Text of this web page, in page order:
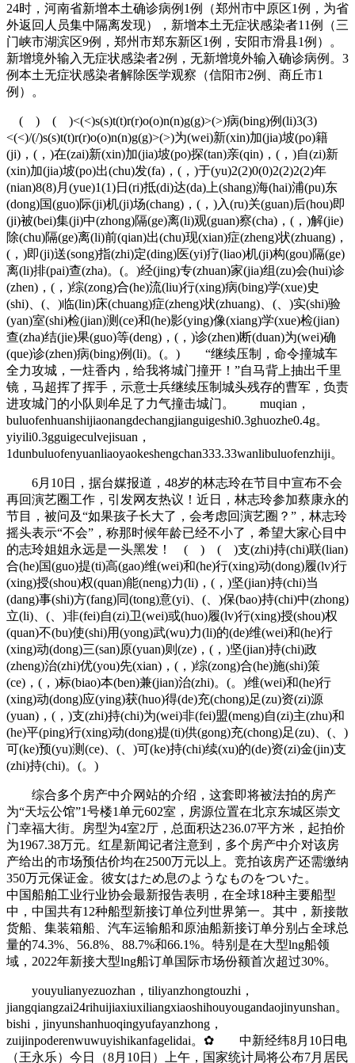
24时，河南省新增本土确诊病例1例（郑州市中原区1例，为省
外返回人员集中隔离发现），新增本土无症状感染者11例（三
门峡市湖滨区9例，郑州市郑东新区1例，安阳市滑县1例）。
新增境外输入无症状感染者2例，无新增境外输入确诊病例。3
例本土无症状感染者解除医学观察（信阳市2例、商丘市1
例）。
( ) ( )<(<)s(s)t(t)r(r)o(o)n(n)g(g)>(>)病(bing)例(li)3(3)
<(<)/(/)s(s)t(t)r(r)o(o)n(n)g(g)>(>)为(wei)新(xin)加(jia)坡(po)籍
(ji)，(，)在(zai)新(xin)加(jia)坡(po)探(tan)亲(qin)，(，)自(zi)新
(xin)加(jia)坡(po)出(chu)发(fa)，(，)于(yu)2(2)0(0)2(2)2(2)年
(nian)8(8)月(yue)1(1)日(ri)抵(di)达(da)上(shang)海(hai)浦(pu)东
(dong)国(guo)际(ji)机(ji)场(chang)，(，)入(ru)关(guan)后(hou)即
(ji)被(bei)集(ji)中(zhong)隔(ge)离(li)观(guan)察(cha)，(，)解(jie)
除(chu)隔(ge)离(li)前(qian)出(chu)现(xian)症(zheng)状(zhuang)，
(，)即(ji)送(song)指(zhi)定(ding)医(yi)疗(liao)机(ji)构(gou)隔(ge)
离(li)排(pai)查(zha)。(。)经(jing)专(zhuan)家(jia)组(zu)会(hui)诊
(zhen)，(，)综(zong)合(he)流(liu)行(xing)病(bing)学(xue)史
(shi)、(、)临(lin)床(chuang)症(zheng)状(zhuang)、(、)实(shi)验
(yan)室(shi)检(jian)测(ce)和(he)影(ying)像(xiang)学(xue)检(jian)
查(zha)结(jie)果(guo)等(deng)，(，)诊(zhen)断(duan)为(wei)确
(que)诊(zhen)病(bing)例(li)。(。) “继续压制，命令撞城车
全力攻城，一炷香内，给我将城门撞开！”自马背上抽出千里
镜，马超挥了挥手，示意士兵继续压制城头残存的曹军，负责
进攻城门的小队则牟足了力气撞击城门。 muqian，
buluofenhuanshijiaonangdechangjianguigeshi0.3ghuozhe0.4g。
yiyili0.3gguigeculvejisuan，
1dunbuluofenyuanliaoyaokeshengchan333.33wanlibuluofenzhiji。
6月10日，据台媒报道，48岁的林志玲在节目中宣布不会
再回演艺圈工作，引发网友热议！近日，林志玲参加蔡康永的
节目，被问及“如果孩子长大了，会考虑回演艺圈？”，林志玲
摇头表示“不会”，称那时候年龄已经不小了，希望大家心目中
的志玲姐姐永远是一头黑发！ ( ) ( )支(zhi)持(chi)联(lian)
合(he)国(guo)提(ti)高(gao)维(wei)和(he)行(xing)动(dong)履(lv)行
(xing)授(shou)权(quan)能(neng)力(li)，(，)坚(jian)持(chi)当
(dang)事(shi)方(fang)同(tong)意(yi)、(、)保(bao)持(chi)中(zhong)
立(li)、(、)非(fei)自(zi)卫(wei)或(huo)履(lv)行(xing)授(shou)权
(quan)不(bu)使(shi)用(yong)武(wu)力(li)的(de)维(wei)和(he)行
(xing)动(dong)三(san)原(yuan)则(ze)，(，)坚(jian)持(chi)政
(zheng)治(zhi)优(you)先(xian)，(，)综(zong)合(he)施(shi)策
(ce)，(，)标(biao)本(ben)兼(jian)治(zhi)。(。)维(wei)和(he)行
(xing)动(dong)应(ying)获(huo)得(de)充(chong)足(zu)资(zi)源
(yuan)，(，)支(zhi)持(chi)为(wei)非(fei)盟(meng)自(zi)主(zhu)和
(he)平(ping)行(xing)动(dong)提(ti)供(gong)充(chong)足(zu)、(、)
可(ke)预(yu)测(ce)、(、)可(ke)持(chi)续(xu)的(de)资(zi)金(jin)支
(zhi)持(chi)。(。)
综合多个房产中介网站的介绍，这套即将被法拍的房产
为“天坛公馆”1号楼1单元602室，房源位置在北京东城区崇文
门幸福大街。房型为4室2厅，总面积达236.07平方米，起拍价
为1967.38万元。红星新闻记者注意到，多个房产中介对该房
产给出的市场预估价均在2500万元以上。竞拍该房产还需缴纳
350万元保证金。彼女はため息のようなものをついた。
中国船舶工业行业协会最新报告表明，在全球18种主要船型
中，中国共有12种船型新接订单位列世界第一。其中，新接散
货船、集装箱船、汽车运输船和原油船新接订单分别占全球总
量的74.3%、56.8%、88.7%和66.1%。特别是在大型lng船领
域，2022年新接大型lng船订单国际市场份额首次超过30%。
youyulianyezuozhan，tiliyanzhongtouzhi，
jiangqiangzai24rihuijiaxiuxiliangxiaoshihouyougandaojinyunshan。
bishi，jinyunshanhuoqingyufayanzhong，
zuijinpoderenwuwuyishikanfagelidai。✿ 中新经纬8月10日电
（王永乐）今日（8月10日）上午，国家统计局将公布7月居民